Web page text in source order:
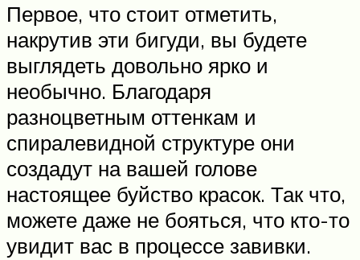
Первое, что стоит отметить,
накрутив эти бигуди, вы будете
выглядеть довольно ярко и
необычно. Благодаря
разноцветным оттенкам и
спиралевидной структуре они
создадут на вашей голове
настоящее буйство красок. Так что,
можете даже не бояться, что кто-то
увидит вас в процессе завивки.